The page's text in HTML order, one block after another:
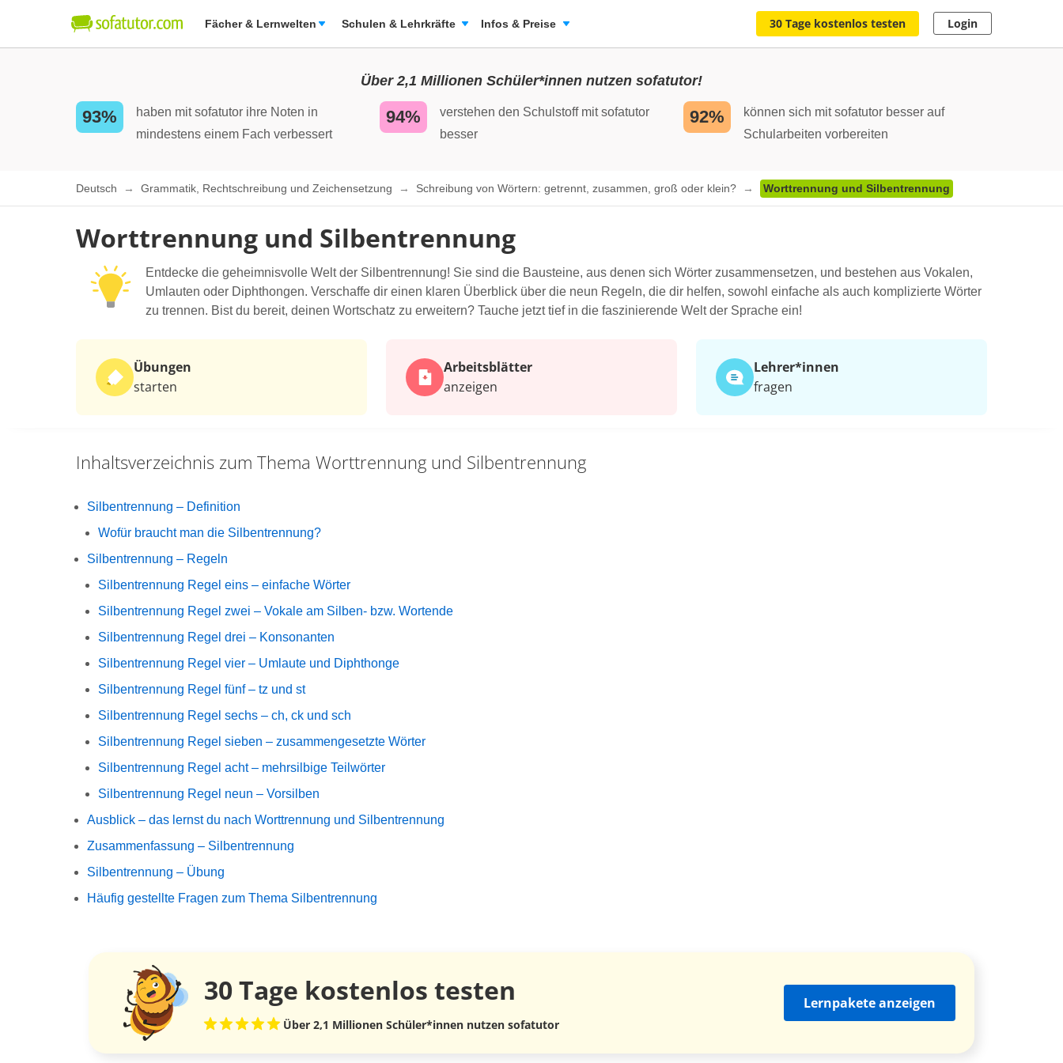
Fächer & Lernwelten Schulen & Lehrkräfte Infos & Preise 30 Tage kostenlos testen Login
Über 2,1 Millionen Schüler*innen nutzen sofatutor!
93%
haben mit sofatutor ihre Noten in
mindestens einem Fach verbessert
94%
verstehen den Schulstoff mit sofatutor
besser
92%
können sich mit sofatutor besser auf
Schularbeiten vorbereiten
Deutsch Grammatik, Rechtschreibung und Zeichensetzung Schreibung von Wörtern: getrennt, zusammen, groß oder klein? Worttrennung und Silbentrennung
Worttrennung und Silbentrennung
Entdecke die geheimnisvolle Welt der Silbentrennung! Sie sind die Bausteine, aus denen sich Wörter zusammensetzen, und bestehen aus Vokalen,
Umlauten oder Diphthongen. Verschaffe dir einen klaren Überblick über die neun Regeln, die dir helfen, sowohl einfache als auch komplizierte Wörter
zu trennen. Bist du bereit, deinen Wortschatz zu erweitern? Tauche jetzt tief in die faszinierende Welt der Sprache ein!
Übungen
starten
Arbeits­blätter
anzeigen
Lehrer*​innen
fragen
Inhaltsverzeichnis zum Thema Worttrennung und Silbentrennung
Silbentrennung – Definition
Wofür braucht man die Silbentrennung?
Silbentrennung – Regeln
Silbentrennung Regel eins – einfache Wörter
Silbentrennung Regel zwei – Vokale am Silben- bzw. Wortende
Silbentrennung Regel drei – Konsonanten
Silbentrennung Regel vier – Umlaute und Diphthonge
Silbentrennung Regel fünf – tz und st
Silbentrennung Regel sechs – ch, ck und sch
Silbentrennung Regel sieben – zusammengesetzte Wörter
Silbentrennung Regel acht – mehrsilbige Teilwörter
Silbentrennung Regel neun – Vorsilben
Ausblick – das lernst du nach Worttrennung und Silbentrennung
Zusammenfassung – Silbentrennung
Silbentrennung – Übung
Häufig gestellte Fragen zum Thema Silbentrennung
30 Tage kostenlos testen
Über 2,1 Millionen Schüler*innen nutzen sofatutor
Lernpakete anzeigen